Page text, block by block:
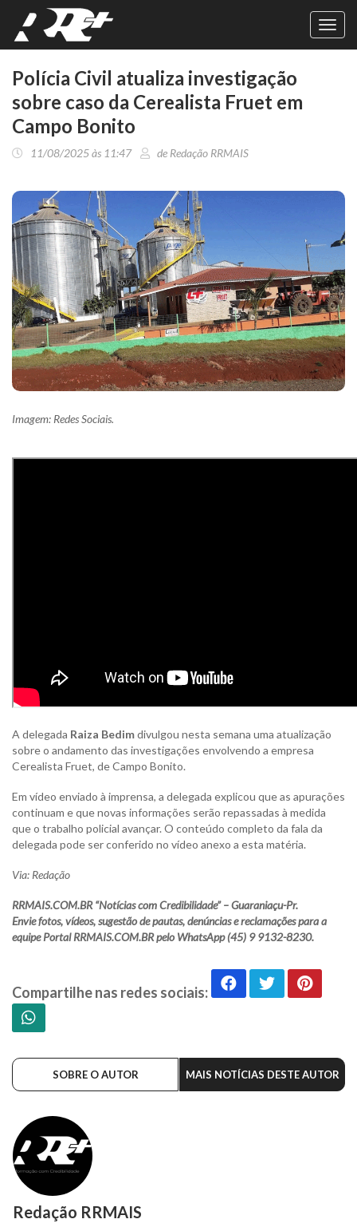
Polícia Civil atualiza investigação
sobre caso da Cerealista Fruet em
Campo Bonito
11/08/2025 às 11:47 de Redação RRMAIS
Imagem: Redes Sociais.
A delegada Raiza Bedimdivulgou nesta semana uma atualização
sobre o andamento das investigações envolvendo a empresa
Cerealista Fruet, de Campo Bonito.
Em vídeo enviado à imprensa, a delegada explicou que as apurações
continuam e que novas informações serão repassadas à medida
que o trabalho policial avançar. O conteúdo completo da fala da
delegada pode ser conferido no vídeo anexo a esta matéria.
Via: Redação
RRMAIS.COM.BR “Notícias com Credibilidade” – Guaraniaçu-Pr.
Envie fotos, vídeos, sugestão de pautas, denúncias e reclamações para a
equipe Portal RRMAIS.COM.BR pelo WhatsApp (45) 9 9132-8230.
Compartilhe nas redes sociais:
SOBRE O AUTOR MAIS NOTÍCIAS DESTE AUTOR
Redação RRMAIS